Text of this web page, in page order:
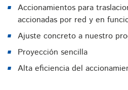
Accionamientos para
accionadas por red y en
Ajuste concreto a nuestro
Proyección sencilla
Alta eficiencia del